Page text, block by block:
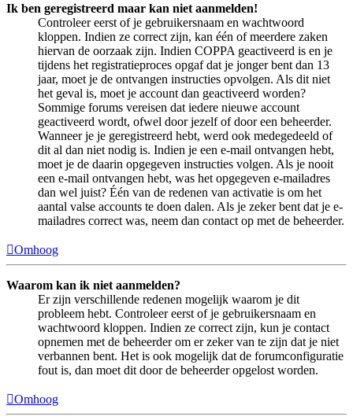
Ik ben geregistreerd maar kan niet aanmelden!
Controleer eerst of je gebruikersnaam en wachtwoord
kloppen. Indien ze correct zijn, kan één of meerdere zaken
hiervan de oorzaak zijn. Indien COPPA geactiveerd is en je
tijdens het registratieproces opgaf dat je jonger bent dan 13
jaar, moet je de ontvangen instructies opvolgen. Als dit niet
het geval is, moet je account dan geactiveerd worden?
Sommige forums vereisen dat iedere nieuwe account
geactiveerd wordt, ofwel door jezelf of door een beheerder.
Wanneer je je geregistreerd hebt, werd ook medegedeeld of
dit al dan niet nodig is. Indien je een e-mail ontvangen hebt,
moet je de daarin opgegeven instructies volgen. Als je nooit
een e-mail ontvangen hebt, was het opgegeven e-mailadres
dan wel juist? Één van de redenen van activatie is om het
aantal valse accounts te doen dalen. Als je zeker bent dat je e-
mailadres correct was, neem dan contact op met de beheerder.
Omhoog
Waarom kan ik niet aanmelden?
Er zijn verschillende redenen mogelijk waarom je dit
probleem hebt. Controleer eerst of je gebruikersnaam en
wachtwoord kloppen. Indien ze correct zijn, kun je contact
opnemen met de beheerder om er zeker van te zijn dat je niet
verbannen bent. Het is ook mogelijk dat de forumconfiguratie
fout is, dan moet dit door de beheerder opgelost worden.
Omhoog